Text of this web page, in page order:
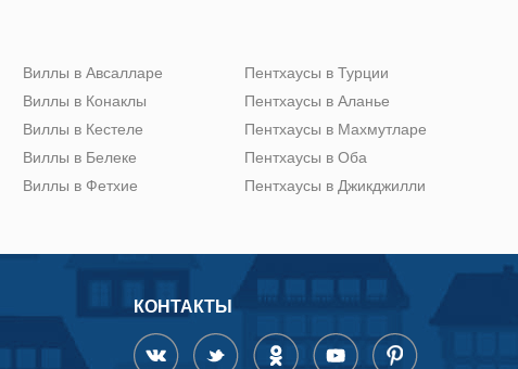
Виллы в Авсалларе
Виллы в Конаклы
Виллы в Кестеле
Виллы в Белеке
Виллы в Фетхие
Пентхаусы в Турции
Пентхаусы в Аланье
Пентхаусы в Махмутларе
Пентхаусы в Оба
Пентхаусы в Джикджилли
КОНТАКТЫ